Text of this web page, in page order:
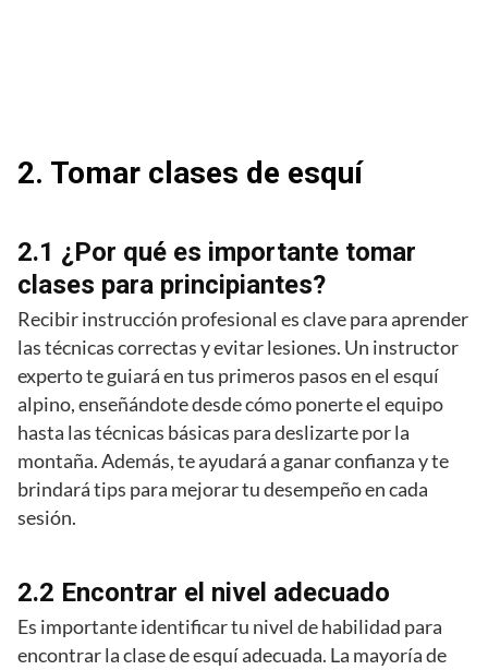
2. Tomar clases de esquí
2.1 ¿Por qué es importante tomar
clases para principiantes?
Recibir instrucción profesional es clave para aprender
las técnicas correctas y evitar lesiones. Un instructor
experto te guiará en tus primeros pasos en el esquí
alpino, enseñándote desde cómo ponerte el equipo
hasta las técnicas básicas para deslizarte por la
montaña. Además, te ayudará a ganar confianza y te
brindará tips para mejorar tu desempeño en cada
sesión.
2.2 Encontrar el nivel adecuado
Es importante identificar tu nivel de habilidad para
encontrar la clase de esquí adecuada. La mayoría de